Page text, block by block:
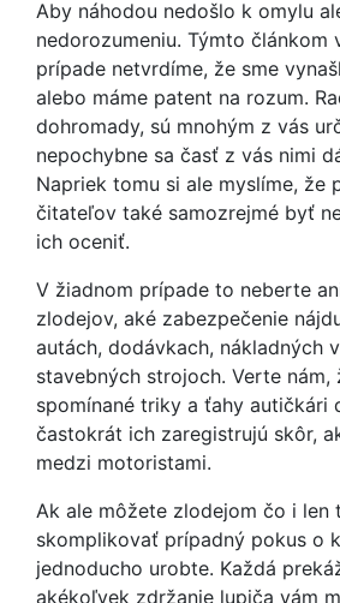
Aby náhodou nedošlo k omylu
nedorozumeniu. Týmto článkom
prípade netvrdíme, že sme
alebo máme patent na rozum.
dohromady, sú mnohým z vás
nepochybne sa časť z vás nimi
Napriek tomu si ale myslíme, že
čitateľov také samozrejmé byť
ich oceniť.
V žiadnom prípade to neberte
zlodejov, aké zabezpečenie
autách, dodávkach, nákladných
stavebných strojoch. Verte nám,
spomínané triky a ťahy autičkári
častokrát ich zaregistrujú skôr,
medzi motoristami.
Ak ale môžete zlodejom čo i len
skomplikovať prípadný pokus o
jednoducho urobte. Každá
akékoľvek zdržanie lupiča vám